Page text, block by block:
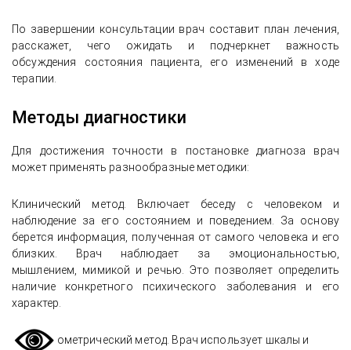
По завершении консультации врач составит план лечения,
расскажет, чего ожидать и подчеркнет важность
обсуждения состояния пациента, его изменений в ходе
терапии.
Методы диагностики
Для достижения точности в постановке диагноза врач
может применять разнообразные методики:
Клинический метод. Включает беседу с человеком и
наблюдение за его состоянием и поведением. За основу
берется информация, полученная от самого человека и его
близких. Врач наблюдает за эмоциональностью,
мышлением, мимикой и речью. Это позволяет определить
наличие конкретного психического заболевания и его
характер.
Психометрический метод. Врач использует шкалы и